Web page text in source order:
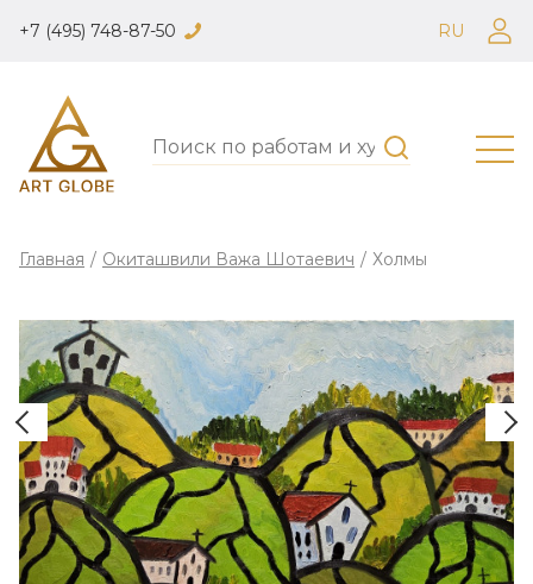
+7 (495) 748-87-50 RU
Главная / Окиташвили Важа Шотаевич / Холмы